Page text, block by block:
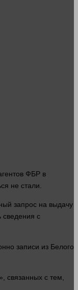
ФБР в
не стали.
запрос на выдачу
сведения с
записи из Белого
», связанных с тем,